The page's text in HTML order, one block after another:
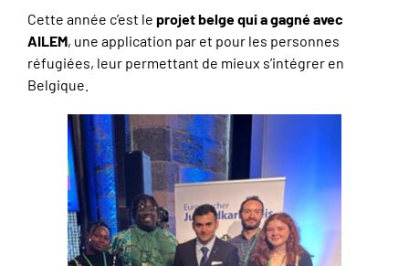
Cette année c’est le projet belge qui a gagné avec
AILEM, une application par et pour les personnes
réfugiées, leur permettant de mieux s’intégrer en
Belgique.